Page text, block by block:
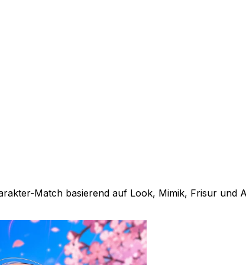
Match basierend auf Look, Mimik, Frisur und